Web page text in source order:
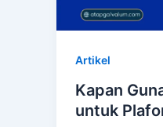
Artikel
Kapan
untuk